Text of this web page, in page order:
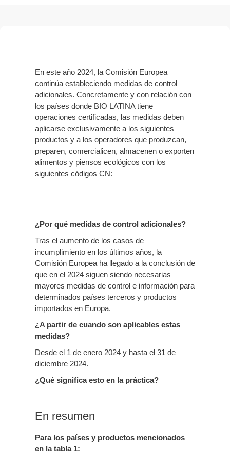
En este año 2024, la Comisión Europea
continúa estableciendo medidas de control
adicionales. Concretamente y con relación con
los países donde BIO LATINA tiene
operaciones certificadas, las medidas deben
aplicarse exclusivamente a los siguientes
productos y a los operadores que produzcan,
preparen, comercialicen, almacenen o exporten
alimentos y piensos ecológicos con los
siguientes códigos CN:
¿Por qué medidas de control adicionales?
Tras el aumento de los casos de
incumplimiento en los últimos años, la
Comisión Europea ha llegado a la conclusión de
que en el 2024 siguen siendo necesarias
mayores medidas de control e información para
determinados países terceros y productos
importados en Europa.
¿A partir de cuando son aplicables estas
medidas?
Desde el 1 de enero 2024 y hasta el 31 de
diciembre 2024.
¿Qué significa esto en la práctica?
En resumen
Para los países y productos mencionados
en la tabla 1: